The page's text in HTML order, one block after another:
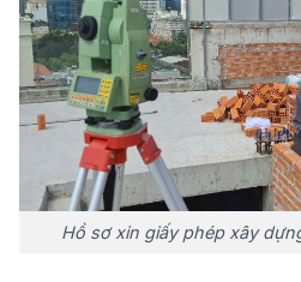
Hồ sơ xin giấy phép xây